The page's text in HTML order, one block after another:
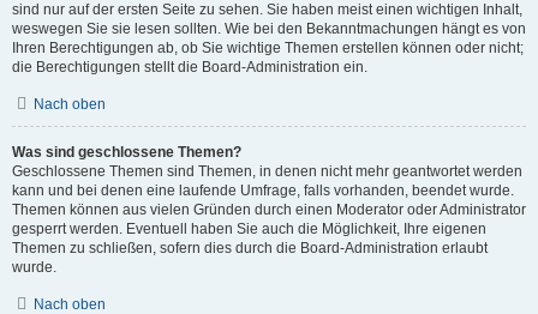
sind nur auf der ersten Seite zu sehen. Sie haben meist einen wichtigen Inhalt,
weswegen Sie sie lesen sollten. Wie bei den Bekanntmachungen hängt es von
Ihren Berechtigungen ab, ob Sie wichtige Themen erstellen können oder nicht;
die Berechtigungen stellt die Board-Administration ein.
Nach oben
Was sind geschlossene Themen?
Geschlossene Themen sind Themen, in denen nicht mehr geantwortet werden
kann und bei denen eine laufende Umfrage, falls vorhanden, beendet wurde.
Themen können aus vielen Gründen durch einen Moderator oder Administrator
gesperrt werden. Eventuell haben Sie auch die Möglichkeit, Ihre eigenen
Themen zu schließen, sofern dies durch die Board-Administration erlaubt
wurde.
Nach oben